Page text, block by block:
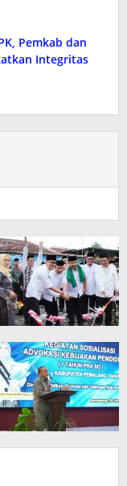
Pemkab dan
Integritas